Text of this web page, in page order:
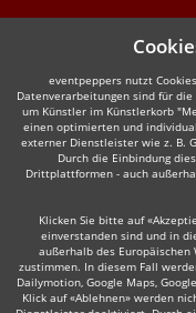
eventpeppers nutzt
Datenverarbeitungen sind für
um Künstler im Künstlerkorb
einen optimierten und
externer Dienstleister wie z. B.
Durch die Einbindung
Drittplattformen - auch
Klicken Sie bitte auf
einverstanden sind und in
außerhalb des Europäischen
zustimmen. In diesem Fall
Dailymotion, Google Maps,
Klick auf «Ablehnen» werden